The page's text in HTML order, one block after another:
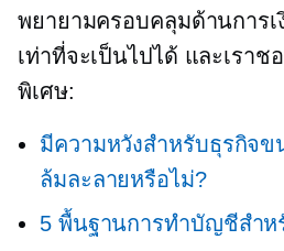
พยายามครอบคลุมด้านการ
เท่าที่จะเป็นไปได้ และเรา
พิเศษ:
มีความหวังสำหรับธุรกิจข
ล้มละลายหรือไม่?
5 พื้นฐานการทำบัญชีสำห